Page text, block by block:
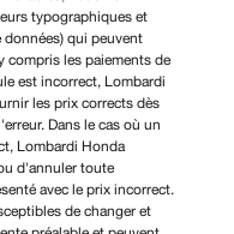
typographiques et
données) qui peuvent
compris les paiements de
est incorrect, Lombardi
les prix corrects dès
Dans le cas où un
Lombardi Honda
d'annuler toute
avec le prix incorrect.
de changer et